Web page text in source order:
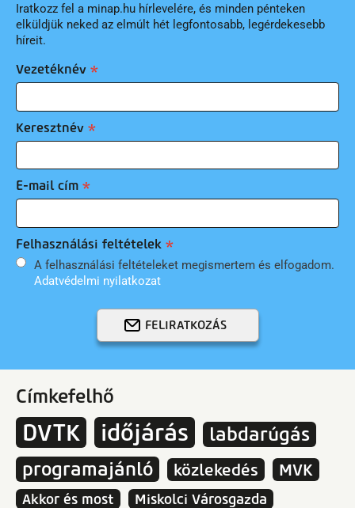
Iratkozz fel a minap.hu hírlevelére, és minden pénteken
elküldjük neked az elmúlt hét legfontosabb, legérdekesebb
híreit.
Vezetéknév
Keresztnév
E-mail cím
Felhasználási feltételek
A felhasználási feltételeket megismertem és elfogadom.
Adatvédelmi nyilatkozat
FELIRATKOZÁS
Címkefelhő
DVTK időjárás
labdarúgás
programajánló
közlekedés MVK
Akkor és most
Miskolci Városgazda